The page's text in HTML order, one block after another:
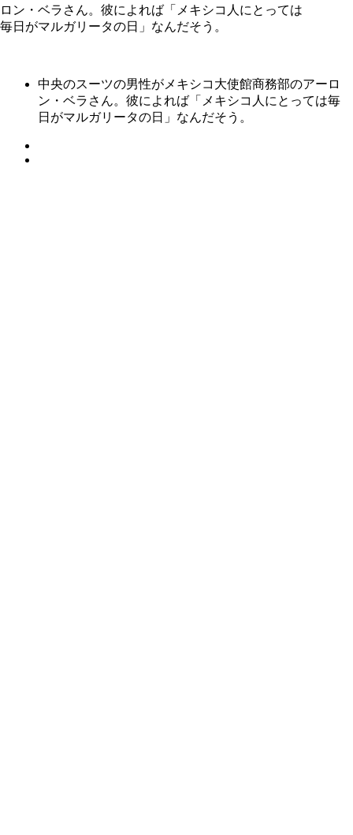
中央のスーツの男性がメキシコ大使館商務部のアーロ
ン・ベラさん。彼によれば「メキシコ人にとっては毎
日がマルガリータの日」なんだそう。